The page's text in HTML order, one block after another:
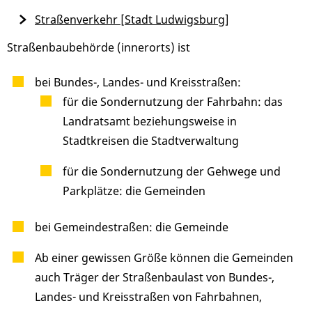
Straßenbaubehörde (innerorts) ist
bei Bundes-, Landes- und Kreisstraßen:
für die Sondernutzung der Fahrbahn: das
Landratsamt beziehungsweise in
Stadtkreisen die Stadtverwaltung
für die Sondernutzung der Gehwege und
Parkplätze: die Gemeinden
bei Gemeindestraßen: die Gemeinde
Ab einer gewissen Größe können die Gemeinden
auch Träger der Straßenbaulast von Bundes-,
Landes- und Kreisstraßen von Fahrbahnen,
Straßenverkehr [Stadt Ludwigsburg]